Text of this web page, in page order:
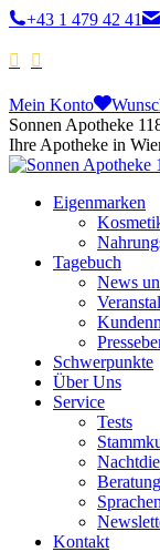
+43 1 479 42 41
Mein Konto
Sonnen Apotheke
Ihre Apotheke in
Eigenmarken
Tagebuch
News
Schwerpunkte
Über Uns
Service
Tests
Sprachen
Kontakt